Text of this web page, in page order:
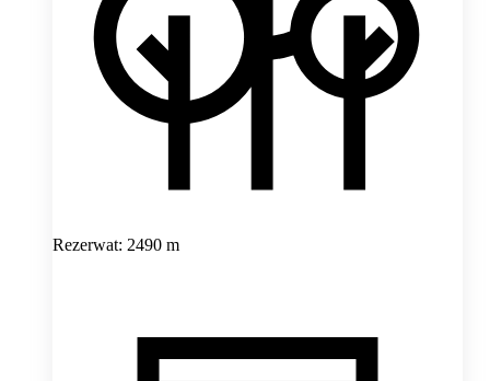
Rezerwat: 2490 m